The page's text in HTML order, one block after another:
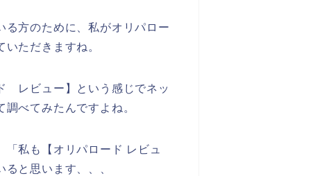
る方のために、私がオリパロー
ただきますね。
レビュー】という感じでネッ
べてみたんですよね。
私も【オリパロード レビュ
と思います、、、